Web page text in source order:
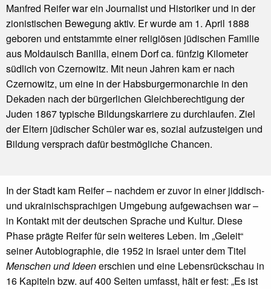
Manfred Reifer war ein Journalist und Historiker und in der
zionistischen Bewegung aktiv. Er wurde am 1. April 1888
geboren und entstammte einer religiösen jüdischen Familie
aus Moldauisch Banilla, einem Dorf ca. fünfzig Kilometer
südlich von Czernowitz. Mit neun Jahren kam er nach
Czernowitz, um eine in der Habsburgermonarchie in den
Dekaden nach der bürgerlichen Gleichberechtigung der
Juden 1867 typische Bildungskarriere zu durchlaufen. Ziel
der Eltern jüdischer Schüler war es, sozial aufzusteigen und
Bildung versprach dafür bestmögliche Chancen.
In der Stadt kam Reifer – nachdem er zuvor in einer jiddisch-
und ukrainischsprachigen Umgebung aufgewachsen war –
in Kontakt mit der deutschen Sprache und Kultur. Diese
Phase prägte Reifer für sein weiteres Leben. Im „Geleit“
seiner Autobiographie, die 1952 in Israel unter dem Titel
Menschen und Ideenerschien und eine Lebensrückschau in
16 Kapiteln bzw. auf 400 Seiten umfasst, hält er fest: „Es ist